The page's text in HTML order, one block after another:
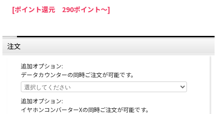
パチスロわっしょいでは、全ての台に「コイン不要機」を無料で取り付けて発送さ
せていただいております。コイン不要機をご利用になられますと、コインが必要な
ていただきましたら、ご注文価格より2000円引きいたします。
※在庫切れの台でも入荷している場合がありますので、電話かメールにてお問い合
わせ下さい。
[ポイント還元 290ポイント～]
注文
追加オプション:
データカウンターの同時ご注文が可能です。
追加オプション:
イヤホンコンバーターXの同時ご注文が可能です。